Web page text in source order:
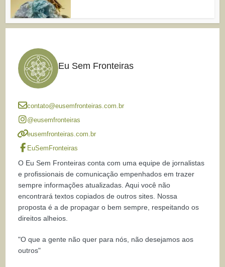
Eu Sem Fronteiras
contato@eusemfronteiras.com.br
@eusemfronteiras
eusemfronteiras.com.br
EuSemFronteiras
O Eu Sem Fronteiras conta com uma equipe de jornalistas
e profissionais de comunicação empenhados em trazer
sempre informações atualizadas. Aqui você não
encontrará textos copiados de outros sites. Nossa
proposta é a de propagar o bem sempre, respeitando os
direitos alheios.
"O que a gente não quer para nós, não desejamos aos
outros"